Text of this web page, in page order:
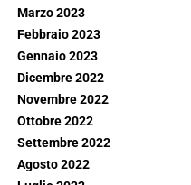
Marzo 2023
Febbraio 2023
Gennaio 2023
Dicembre 2022
Novembre 2022
Ottobre 2022
Settembre 2022
Agosto 2022